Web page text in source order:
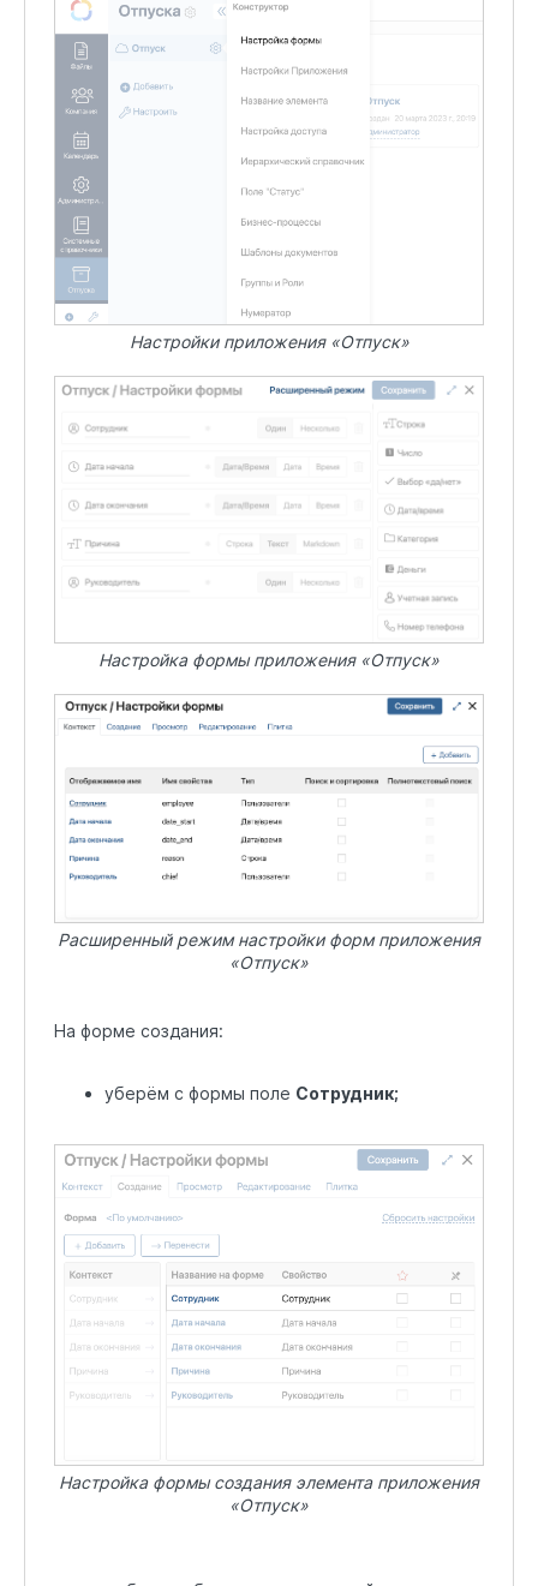
Настройки приложения «Отпуск»
Настройка формы приложения «Отпуск»
Расширенный режим настройки форм приложения
«Отпуск»
На форме создания:
уберём с формы поле Сотрудник;
Настройка формы создания элемента приложения
«Отпуск»